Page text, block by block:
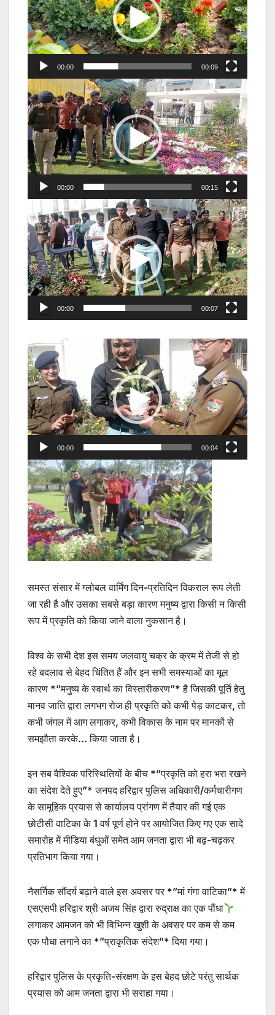
00:00 00:09
Video
Player
00:00 00:15
Video
Player
00:00 00:07
Video
Player
00:00 00:04
समस्त संसार में ग्लोबल वार्मिंग दिन-प्रतिदिन विकराल रूप लेती
जा रही है और उसका सबसे बड़ा कारण मनुष्य द्वारा किसी न किसी
रूप में प्रकृति को किया जाने वाला नुकसान है।
विश्व के सभी देश इस समय जलवायु चक्र के क्रम में तेजी से हो
रहे बदलाव से बेहद चिंतित हैं और इन सभी समस्याओं का मूल
कारण *”मनुष्य के स्वार्थ का विस्तारीकरण”* है जिसकी पूर्ति हेतु
मानव जाति द्वारा लगभग रोज ही प्रकृति को कभी पेड़ काटकर, तो
कभी जंगल में आग लगाकर, कभी विकास के नाम पर मानकों से
समझौता करके… किया जाता है।
इन सब वैश्विक परिस्थितियों के बीच *”प्रकृति को हरा भरा रखने
का संदेश देते हुए”* जनपद हरिद्वार पुलिस अधिकारी/कर्मचारीगण
के सामूहिक प्रयास से कार्यालय प्रांगण में तैयार की गई एक
छोटीसी वाटिका के 1 वर्ष पूर्ण होने पर आयोजित किए गए एक सादे
समारोह में मीडिया बंधुओं समेत आम जनता द्वारा भी बढ़-चढ़कर
प्रतिभाग किया गया।
नैसर्गिक सौंदर्य बढ़ाने वाले इस अवसर पर *”मां गंगा वाटिका”* में
एसएसपी हरिद्वार श्री अजय सिंह द्वारा रुद्राक्ष का एक पौंधा
लगाकर आमजन को भी विभिन्न खुशी के अवसर पर कम से कम
एक पौधा लगाने का *”प्राकृतिक संदेश”* दिया गया।
हरिद्वार पुलिस के प्रकृति-संरक्षण के इस बेहद छोटे परंतु सार्थक
प्रयास को आम जनता द्वारा भी सराहा गया।